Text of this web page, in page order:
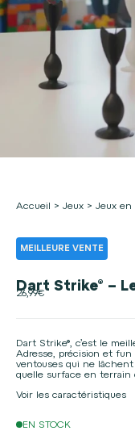
Accueil > Jeux > Jeux en
MEILLEURE VENTE
Dart Strike® –
Prix de vente
26,99€
Dart Strike®, c’est le
Adresse, précision et
ventouses qui ne
quelle surface en terrain
Voir les caractéristiques
EN STOCK